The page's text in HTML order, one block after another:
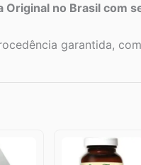
Original no Brasil com
garantida,